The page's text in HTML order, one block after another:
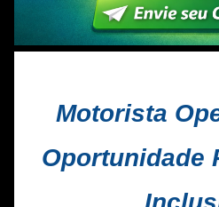
Motorista
Oportunidade